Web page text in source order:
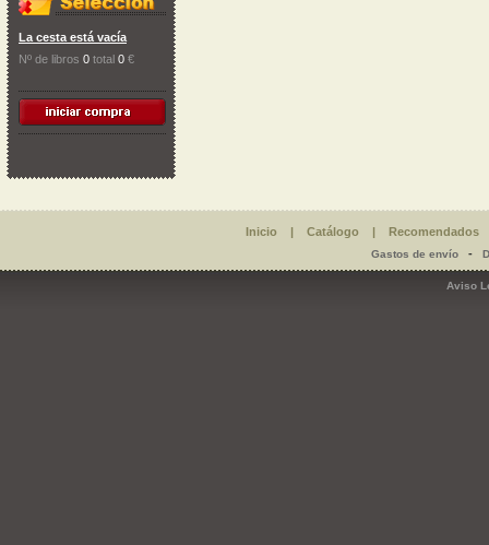
La cesta está vacía
Nº de libros 0 total 0 €
Inicio | Catálogo | Recomendados
Gastos de envío-
Aviso